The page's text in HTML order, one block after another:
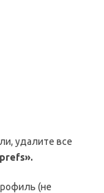
удалите все
prefs».
(не